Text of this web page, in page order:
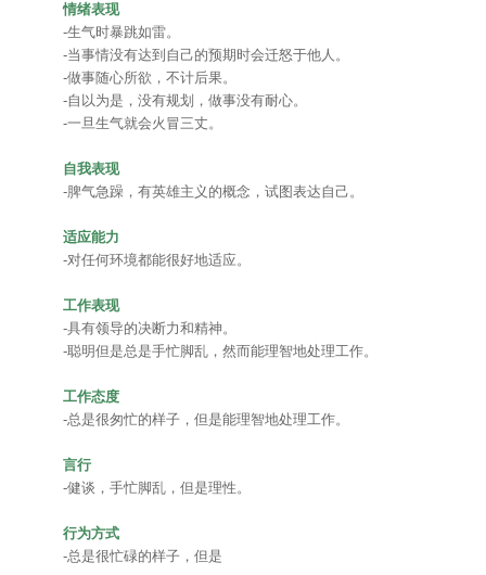
情绪表现
-生气时暴跳如雷。
-当事情没有达到自己的预期时会迁怒于他人。
-做事随心所欲，不计后果。
-自以为是，没有规划，做事没有耐心。
-一旦生气就会火冒三丈。
自我表现
-脾气急躁，有英雄主义的概念，试图表达自己。
适应能力
-对任何环境都能很好地适应。
工作表现
-具有领导的决断力和精神。
-聪明但是总是手忙脚乱，然而能理智地处理工作。
工作态度
-总是很匆忙的样子，但是能理智地处理工作。
言行
-健谈，手忙脚乱，但是理性。
行为方式
-总是很忙碌的样子，但是